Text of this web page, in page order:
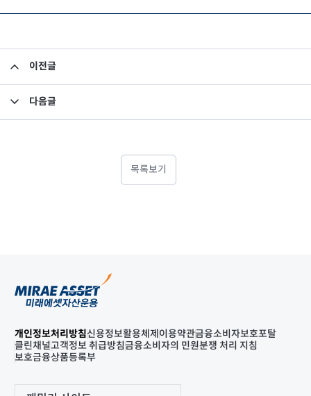
이전글
다음글
목록보기
개인정보처리방침신용정보활용체제 이용약관금융소비자보호포탈
클린채널고객정보 취급방침금융소비자의 민원분쟁 처리 지침
보호금융상품등록부